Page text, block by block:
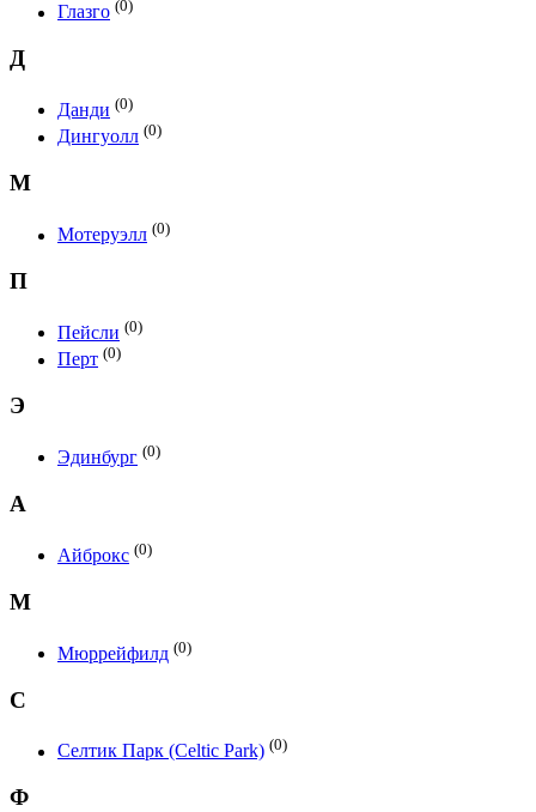
Глазго (0)
Д
Данди (0)
Дингуолл (0)
М
Мотеруэлл (0)
П
Пейсли (0)
Перт (0)
Э
Эдинбург (0)
А
Айброкс (0)
М
Мюррейфилд (0)
С
Селтик Парк (Celtic Park) (0)
Ф